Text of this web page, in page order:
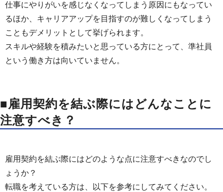
仕事にやりがいを感じなくなってしまう原因にもなってい
るほか、キャリアアップを目指すのが難しくなってしまう
こともデメリットとして挙げられます。
スキルや経験を積みたいと思っている方にとって、準社員
という働き方は向いていません。
■雇用契約を結ぶ際にはどんなことに
注意すべき？
雇用契約を結ぶ際にはどのような点に注意すべきなのでし
ょうか？
転職を考えている方は、以下を参考にしてみてください。